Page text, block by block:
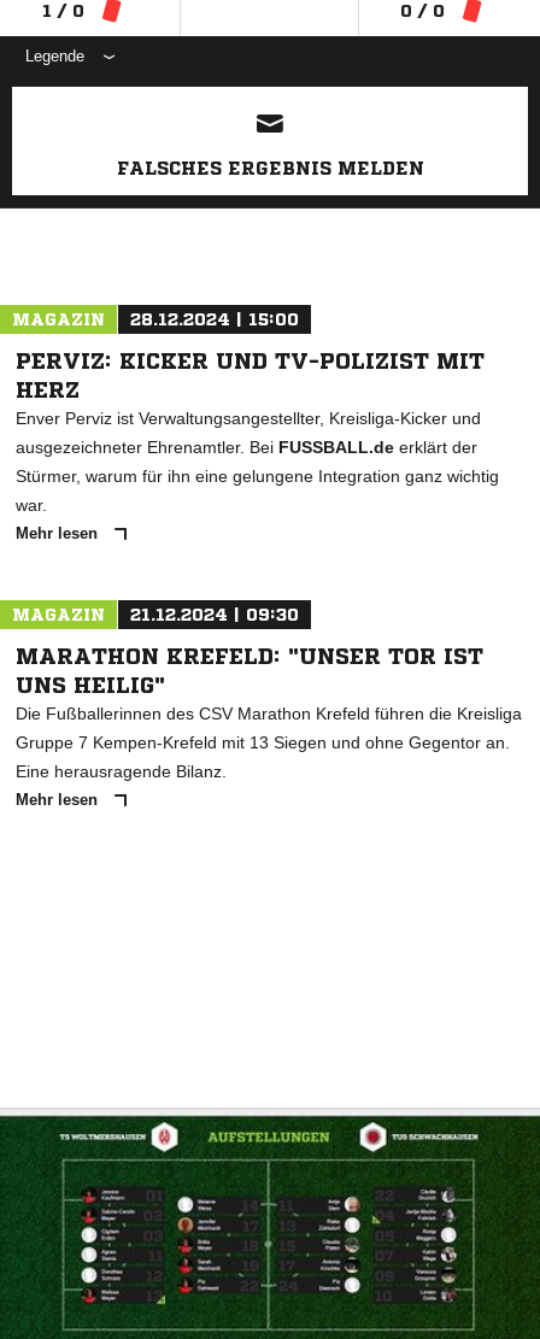
1 / 0 0 / 0
Legende
ANZEIGE
FALSCHES ERGEBNIS MELDEN
MAGAZIN 28.12.2024 | 15:00
PERVIZ: KICKER UND TV-POLIZIST MIT
HERZ
Enver Perviz ist Verwaltungsangestellter, Kreisliga-Kicker und
ausgezeichneter Ehrenamtler. Bei FUSSBALL.de erklärt der
Stürmer, warum für ihn eine gelungene Integration ganz wichtig
war.
Mehr lesen
MAGAZIN 21.12.2024 | 09:30
MARATHON KREFELD: "UNSER TOR IST
UNS HEILIG"
Die Fußballerinnen des CSV Marathon Krefeld führen die Kreisliga
Gruppe 7 Kempen-Krefeld mit 13 Siegen und ohne Gegentor an.
Eine herausragende Bilanz.
Mehr lesen